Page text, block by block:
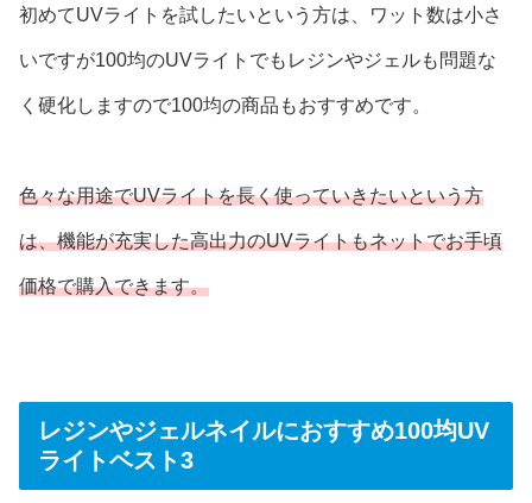
初めてUVライトを試したいという方は、ワット数は小さ
いですが100均のUVライトでもレジンやジェルも問題な
く硬化しますので100均の商品もおすすめです。
色々な用途でUVライトを長く使っていきたいという方
は、機能が充実した高出力のUVライトもネットでお手頃
価格で購入できます。
レジンやジェルネイルにおすすめ100均UV
ライトベスト3